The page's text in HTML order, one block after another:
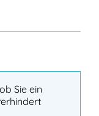
Sie ein